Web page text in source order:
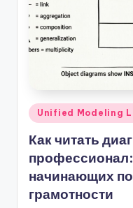
si
a
n
A
I,
S
o
f
Опубликовано
Unified Modeling
Как читать
начинающих
грамотности